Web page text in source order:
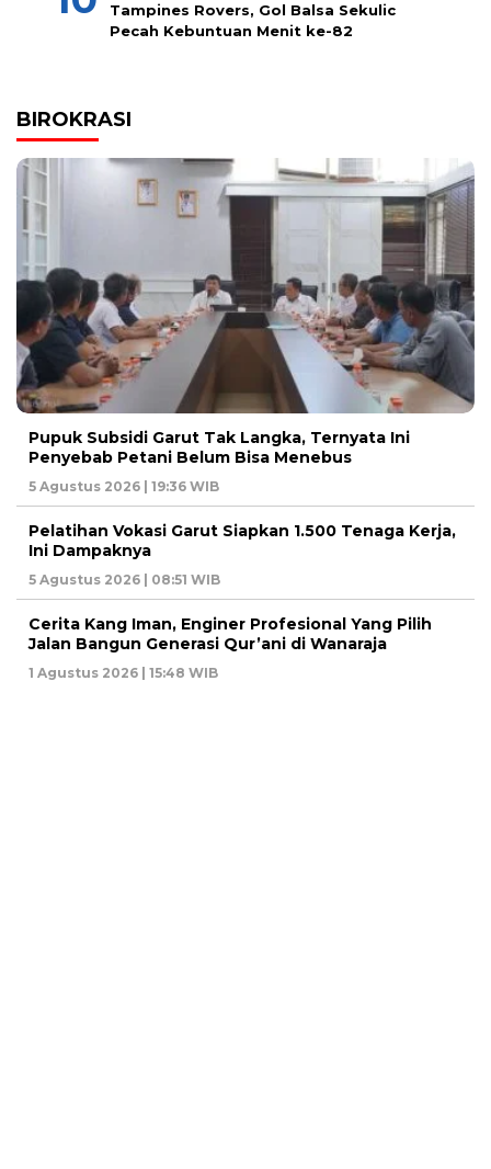
Tampines Rovers, Gol Balsa Sekulic
Pecah Kebuntuan Menit ke-82
BIROKRASI
Pupuk Subsidi Garut Tak Langka, Ternyata Ini
Penyebab Petani Belum Bisa Menebus
5 Agustus 2026 | 19:36 WIB
Pelatihan Vokasi Garut Siapkan 1.500 Tenaga Kerja,
Ini Dampaknya
5 Agustus 2026 | 08:51 WIB
Cerita Kang Iman, Enginer Profesional Yang Pilih
Jalan Bangun Generasi Qur’ani di Wanaraja
1 Agustus 2026 | 15:48 WIB